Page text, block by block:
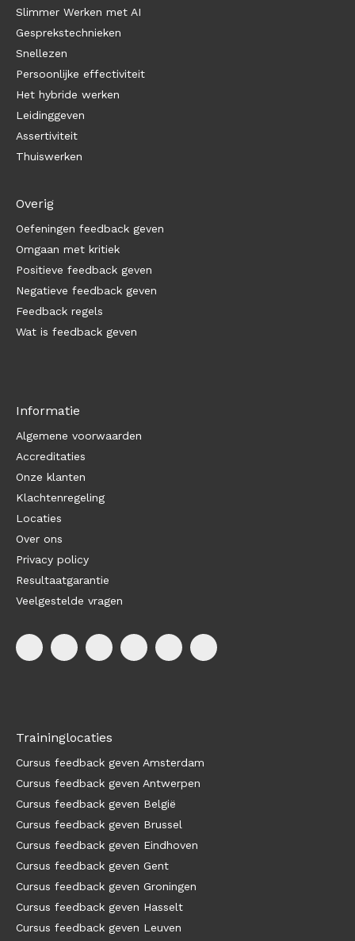
Slimmer Werken met AI
Gesprekstechnieken
Snellezen
Persoonlijke effectiviteit
Het hybride werken
Leidinggeven
Assertiviteit
Thuiswerken
Overig
Oefeningen feedback geven
Omgaan met kritiek
Positieve feedback geven
Negatieve feedback geven
Feedback regels
Wat is feedback geven
Informatie
Algemene voorwaarden
Accreditaties
Onze klanten
Klachtenregeling
Locaties
Over ons
Privacy policy
Resultaatgarantie
Veelgestelde vragen
Traininglocaties
Cursus feedback geven Amsterdam
Cursus feedback geven Antwerpen
Cursus feedback geven België
Cursus feedback geven Brussel
Cursus feedback geven Eindhoven
Cursus feedback geven Gent
Cursus feedback geven Groningen
Cursus feedback geven Hasselt
Cursus feedback geven Leuven